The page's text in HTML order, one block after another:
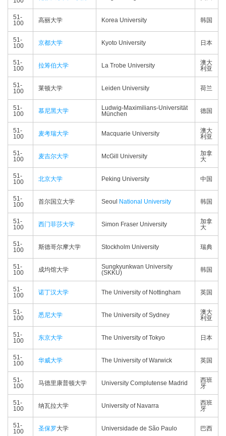
51-
100
高丽大学 Korea University 韩国
51-
100
京都大学 Kyoto University 日本
51-
100
拉筹伯大学 La Trobe University
澳大
利亚
51-
100
莱顿大学 Leiden University 荷兰
51-
100
慕尼黑大学
Ludwig-Maximilians-Universität
München
德国
51-
100
麦考瑞大学 Macquarie University
澳大
利亚
51-
100
麦吉尔大学 McGill University
加拿
大
51-
100
北京大学 Peking University 中国
51-
100
首尔国立大学 Seoul National University 韩国
51-
100
西门菲莎大学 Simon Fraser University
加拿
大
51-
100
斯德哥尔摩大学 Stockholm University 瑞典
51-
100
成均馆大学
Sungkyunkwan University
(SKKU)
韩国
51-
100
诺丁汉大学 The University of Nottingham 英国
51-
100
悉尼大学 The University of Sydney
澳大
利亚
51-
100
东京大学 The University of Tokyo 日本
51-
100
华威大学 The University of Warwick 英国
51-
100
马德里康普顿大学 University Complutense Madrid
西班
牙
51-
100
纳瓦拉大学 University of Navarra
西班
牙
51-
100
圣保罗大学 Universidade de São Paulo 巴西